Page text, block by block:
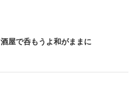
酒屋で呑もうよ和がままに